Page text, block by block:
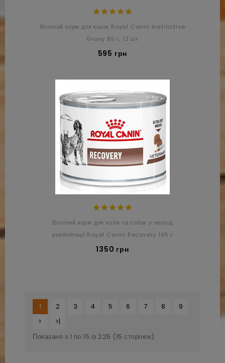
Вологий корм для кішок Royal Canin Instinctive
Gravy 85 г, 12 шт
595 грн
Вологий корм для котів та собак у період
реабілітації Royal Canin Recovery 195 г
1350 грн
1 2 3 4 5 6 7 8
9
>
>|
Показано з 1 по 15 із 225 (15 сторінок)